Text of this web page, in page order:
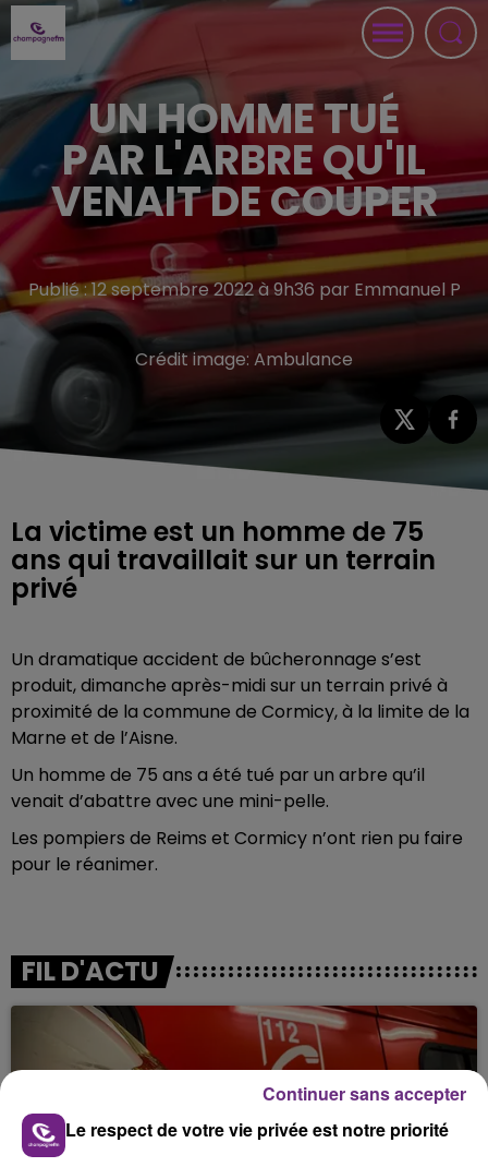
UN HOMME TUÉ
PAR L'ARBRE QU'IL
VENAIT DE COUPER
Publié : 12 septembre 2022 à 9h36 par Emmanuel P
Crédit image: Ambulance
La victime est un homme de 75
ans qui travaillait sur un terrain
privé
Un dramatique accident de bûcheronnage s’est
produit, dimanche après-midi sur un terrain privé à
proximité de la commune de Cormicy, à la limite de la
Marne et de l’Aisne.
Un homme de 75 ans a été tué par un arbre qu’il
venait d’abattre avec une mini-pelle.
Les pompiers de Reims et Cormicy n’ont rien pu faire
pour le réanimer.
FIL D'ACTU
Le respect de votre vie privée est notre priorité
Continuer sans accepter